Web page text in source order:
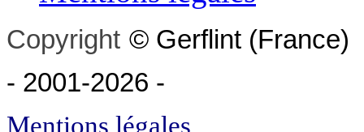
Copyright © Gerflint (France)
- 2001-2026 -
Mentions légales